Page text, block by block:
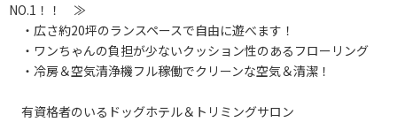
NO.1！！ ≫
・広さ約20坪のランスペースで自由に遊べます！
・ワンちゃんの負担が少ないクッション性のあるフローリング
・冷房＆空気清浄機フル稼働でクリーンな空気＆清潔！
有資格者のいるドッグホテル＆トリミングサロン